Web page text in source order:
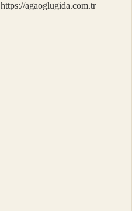
https://agaoglugida.com.tr